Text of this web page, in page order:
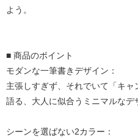
よう。
■ 商品のポイント
モダンな一筆書きデザイン：
主張しすぎず、それでいて「キ
語る、大人に似合うミニマルなデ
シーンを選ばない2カラー：